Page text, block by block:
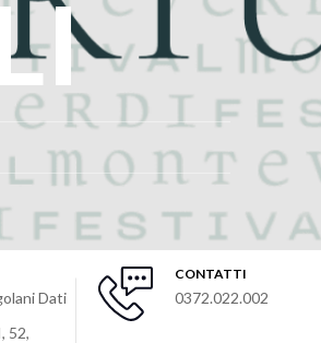
Dati
52,
CONTATTI
0372.022.002